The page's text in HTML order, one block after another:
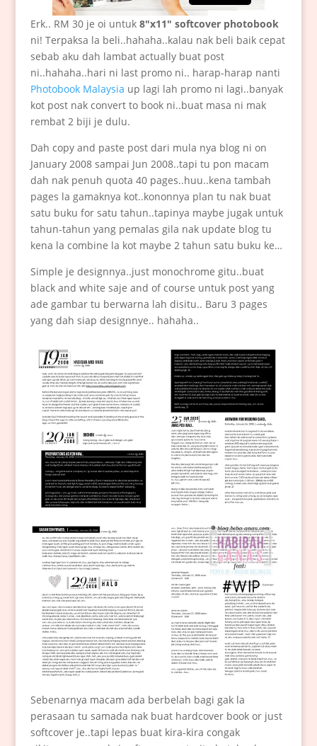
Erk.. RM 30 je oi untuk 8″x11″ softcover photobook
ni! Terpaksa la beli..hahaha..kalau nak beli baik cepat
sebab aku dah lambat actually buat post
ni..hahaha..hari ni last promo ni.. harap-harap nanti
Photobook Malaysia up lagi lah promo ni lagi..banyak
kot post nak convert to book ni..buat masa ni mak
rembat 2 biji je dulu.
Dah copy and paste post dari mula nya blog ni on
January 2008 sampai Jun 2008..tapi tu pon macam
dah nak penuh quota 40 pages..huu..kena tambah
pages la gamaknya kot..kononnya plan tu nak buat
satu buku for satu tahun..tapinya maybe jugak untuk
tahun-tahun yang pemalas gila nak update blog tu
kena la combine la kot maybe 2 tahun satu buku ke…
Simple je designnya..just monochrome gitu..buat
black and white saje and of course untuk post yang
ade gambar tu berwarna lah disitu.. Baru 3 pages
yang dah siap designnye.. hahaha..
Sebenarnya macam ada berbelah bagi gak la
perasaan tu samada nak buat hardcover book or just
softcover je..tapi lepas buat kira-kira congak